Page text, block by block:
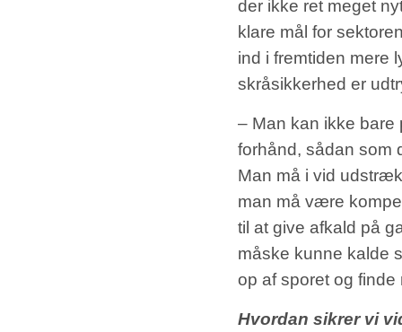
der ikke ret meget
klare mål for
ind i fremtiden mere
skråsikkerhed er
– Man kan ikke
forhånd, sådan som
Man må i vid
man må være
til at give afkald på
måske kunne kalde
op af sporet og finde
Hvordan sikrer vi